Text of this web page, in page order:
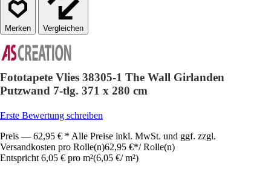
Vergleichen
Fototapete Vlies 38305-1 The Wall Girlanden
Putzwand 7-tlg. 371 x 280 cm
Erste Bewertung schreiben
Preis — 62,95 € * Alle Preise inkl. MwSt. und ggf. zzgl.
Versandkosten pro Rolle(n)62,95 €*/ Rolle(n)
Entspricht 6,05 € pro m²(6,05 €/ m²)